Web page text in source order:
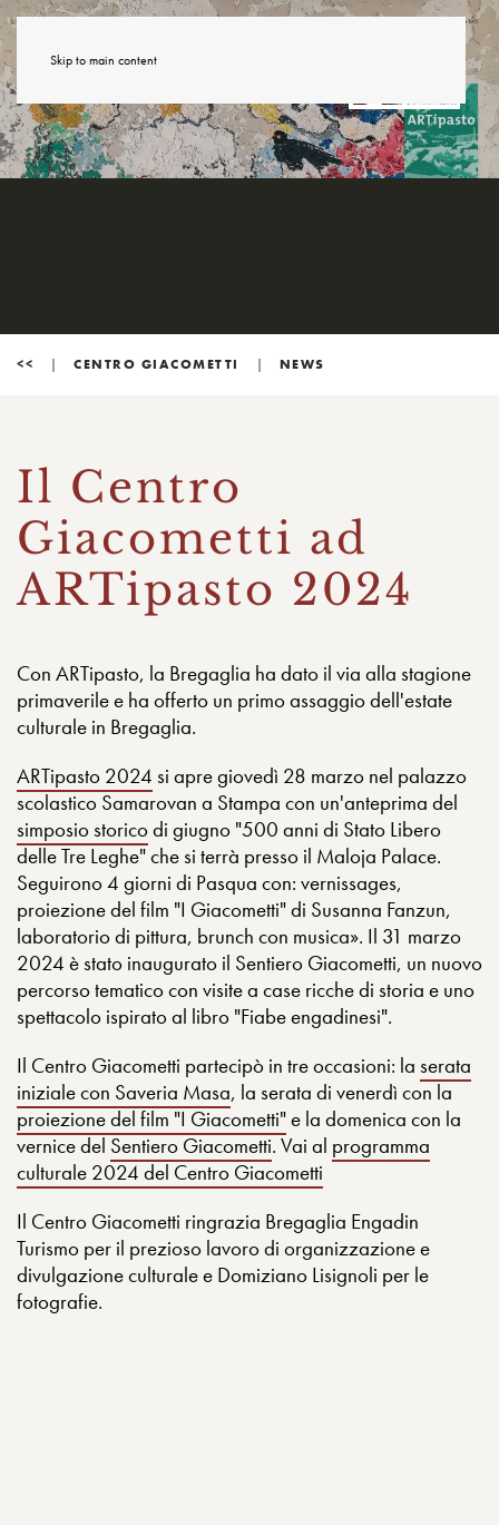
Skip to main content
<< CENTRO GIACOMETTI NEWS
Il Centro
Giacometti ad
ARTipasto 2024
Con ARTipasto, la Bregaglia ha dato il via alla stagione
primaverile e ha offerto un primo assaggio dell'estate
culturale in Bregaglia.
ARTipasto 2024 si apre giovedì 28 marzo nel palazzo
scolastico Samarovan a Stampa con un'anteprima del
simposio storicodi giugno "500 anni di Stato Libero
delle Tre Leghe" che si terrà presso il Maloja Palace.
Seguirono 4 giorni di Pasqua con: vernissages,
proiezione del film "I Giacometti" di Susanna Fanzun,
laboratorio di pittura, brunch con musica». Il 31 marzo
2024 è stato inaugurato il Sentiero Giacometti, un nuovo
percorso tematico con visite a case ricche di storia e uno
spettacolo ispirato al libro "Fiabe engadinesi".
Il Centro Giacometti partecipò in tre occasioni: la serata
iniziale con Saveria Masa, la serata di venerdì con la
proiezione del film "I Giacometti"e la domenica con la
vernice del Sentiero Giacometti. Vai al programma
culturale 2024 del Centro Giacometti
Il Centro Giacometti ringrazia Bregaglia Engadin
Turismo per il prezioso lavoro di organizzazione e
divulgazione culturale e Domiziano Lisignoli per le
fotografie.